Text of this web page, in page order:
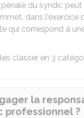
du syndic peut
dans l'exercice
qui correspond à
classer en 3
la
professionnel ?